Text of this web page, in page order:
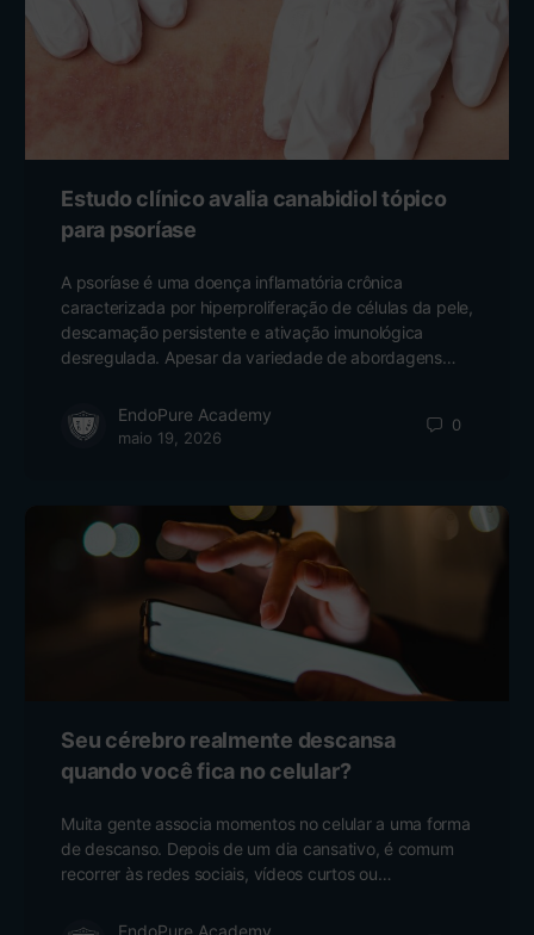
Estudo clínico avalia canabidiol tópico
para psoríase
A psoríase é uma doença inflamatória crônica
caracterizada por hiperproliferação de células da pele,
descamação persistente e ativação imunológica
desregulada. Apesar da variedade de abordagens…
EndoPure Academy
maio 19, 2026
0
Seu cérebro realmente descansa
quando você fica no celular?
Muita gente associa momentos no celular a uma forma
de descanso. Depois de um dia cansativo, é comum
recorrer às redes sociais, vídeos curtos ou…